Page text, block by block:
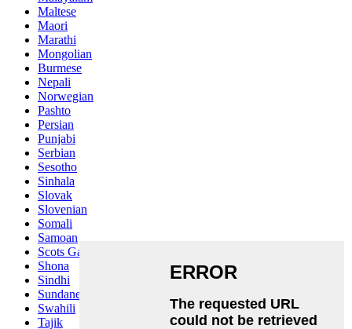
Maltese
Maori
Marathi
Mongolian
Burmese
Nepali
Norwegian
Pashto
Persian
Punjabi
Serbian
Sesotho
Sinhala
Slovak
Slovenian
Somali
Samoan
Scots Gaelic
Shona
Sindhi
Sundanese
Swahili
Tajik